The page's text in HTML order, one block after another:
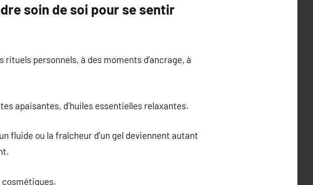
soin de soi pour se sentir
personnels, à des moments d’ancrage, à
apaisantes, d’huiles essentielles relaxantes.
fluide ou la fraîcheur d’un gel deviennent autant
cosmétiques.